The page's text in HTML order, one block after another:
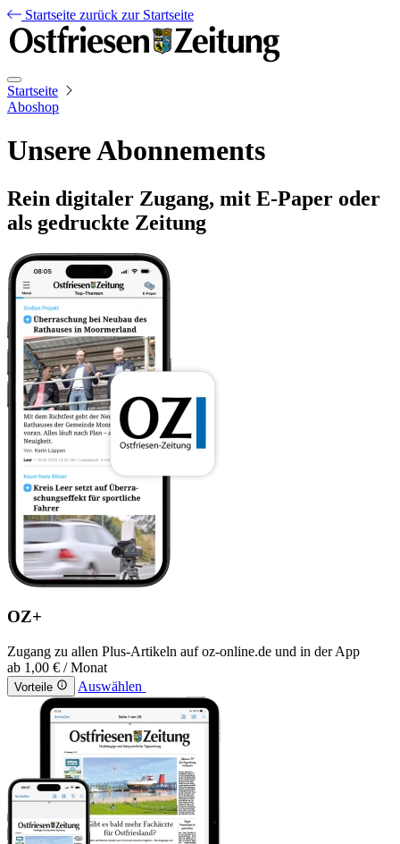
Startseite zurück zur Startseite
Startseite
Aboshop
Unsere Abonnements
Rein digitaler Zugang, mit E-Paper oder
als gedruckte Zeitung
OZ+
Zugang zu allen Plus-Artikeln auf oz-online.de und in der App
ab 1,00 € / Monat
Vorteile Auswählen